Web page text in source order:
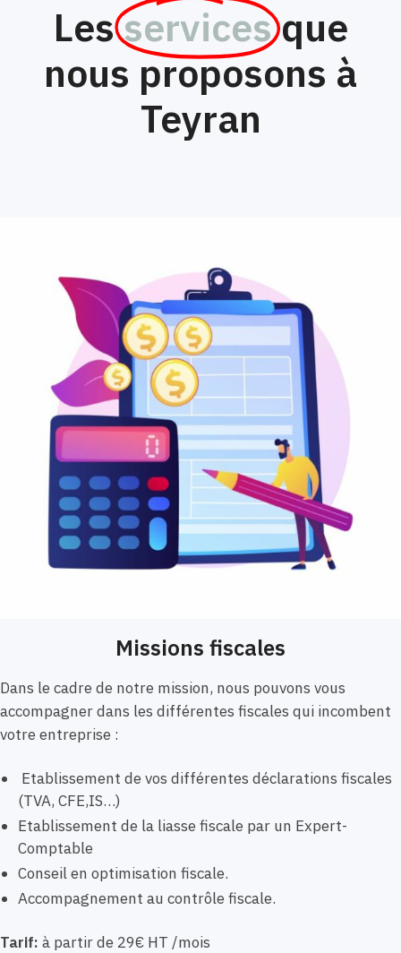
Lesservices que
nous proposons à
Teyran
Missions fiscales
Dans le cadre de notre mission, nous pouvons vous
accompagner dans les différentes fiscales qui incombent
votre entreprise :
Etablissement de vos différentes déclarations fiscales
(TVA, CFE,IS…)
Etablissement de la liasse fiscale par un Expert-
Comptable
Conseil en optimisation fiscale.
Accompagnement au contrôle fiscale.
Tarif: à partir de 29€ HT /mois